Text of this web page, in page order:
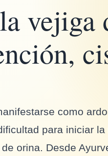
vejiga
como
para iniciar
orina. Desde